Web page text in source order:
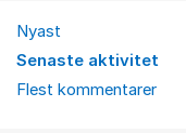
Nyast
Senaste aktivitet
Flest kommentarer